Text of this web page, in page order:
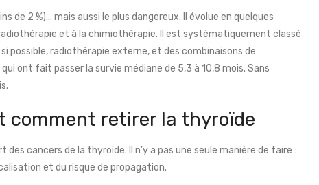
de 2 %)… mais aussi le plus dangereux. Il évolue en quelques
et à la chimiothérapie. Il est systématiquement classé
possible, radiothérapie externe, et des combinaisons de
ont fait passer la survie médiane de 5,3 à 10,8 mois. Sans
comment retirer la thyroïde
cancers de la thyroïde. Il n’y a pas une seule manière de faire :
et du risque de propagation.